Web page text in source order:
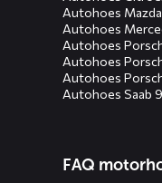
Autohoes
Autohoes
Autohoes
Autohoes
Autohoes
Autohoes Saab
FAQ